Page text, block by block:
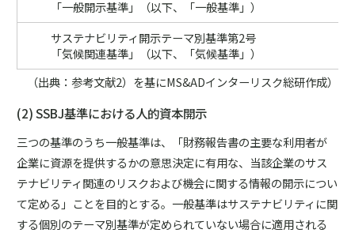
「一般開示基準」（以下、「一般基準」）
サステナビリティ開示テーマ別基準第2号
「気候関連基準」（以下、「気候基準」）
（出典：参考文献2）を基にMS&ADインターリスク総研作成）
(2) SSBJ基準における人的資本開示
三つの基準のうち一般基準は、「財務報告書の主要な利用者が
企業に資源を提供するかの意思決定に有用な、当該企業のサス
テナビリティ関連のリスクおよび機会に関する情報の開示につい
て定める」ことを目的とする。一般基準はサステナビリティに関
する個別のテーマ別基準が定められていない場合に適用される